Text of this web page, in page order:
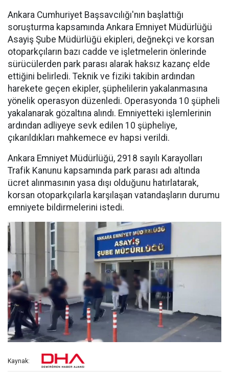
Ankara Cumhuriyet Başsavcılığı'nın başlattığı
soruşturma kapsamında Ankara Emniyet Müdürlüğü
Asayiş Şube Müdürlüğü ekipleri, değnekçi ve korsan
otoparkçıların bazı cadde ve işletmelerin önlerinde
sürücülerden park parası alarak haksız kazanç elde
ettiğini belirledi. Teknik ve fiziki takibin ardından
harekete geçen ekipler, şüphelilerin yakalanmasına
yönelik operasyon düzenledi. Operasyonda 10 şüpheli
yakalanarak gözaltına alındı. Emniyetteki işlemlerinin
ardından adliyeye sevk edilen 10 şüpheliye,
çıkarıldıkları mahkemece ev hapsi verildi.
Ankara Emniyet Müdürlüğü, 2918 sayılı Karayolları
Trafik Kanunu kapsamında park parası adı altında
ücret alınmasının yasa dışı olduğunu hatırlatarak,
korsan otoparkçılarla karşılaşan vatandaşların durumu
emniyete bildirmelerini istedi.
Kaynak: